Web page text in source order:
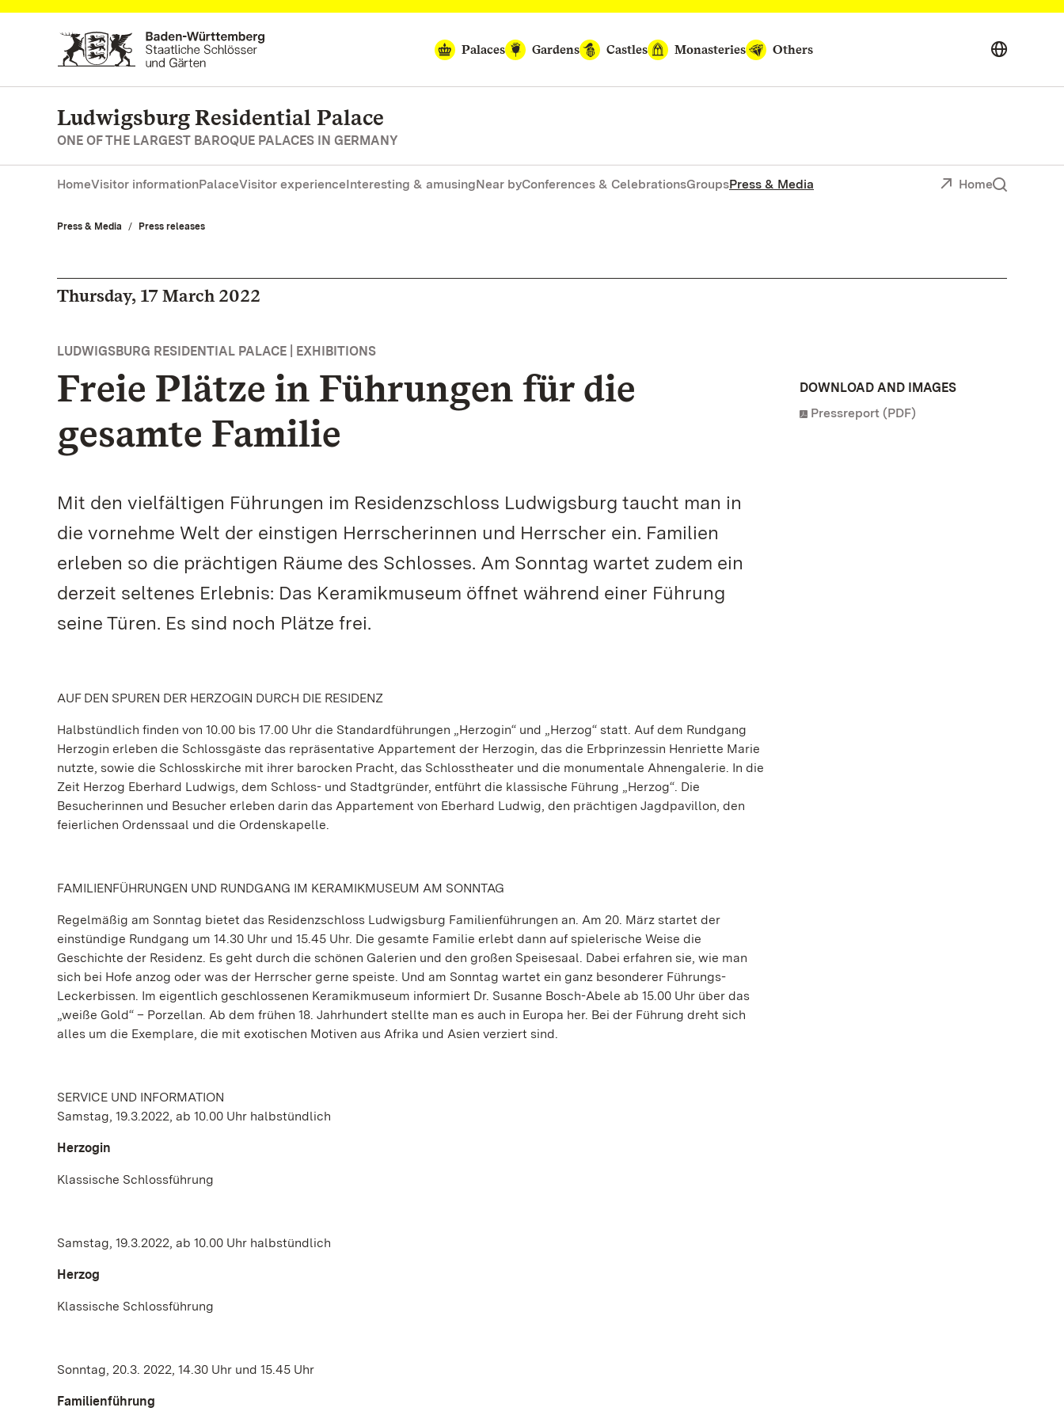
Navigate to main page
Palaces
Gardens Castles Monasteries Others
Ludwigsburg Residential Palace
ONE OF THE LARGEST BAROQUE PALACES IN GERMANY
HomeVisitor informationPalaceVisitor experienceInteresting & amusingNear byConferences & CelebrationsGroupsPress & Media Home
Press & Media Press releases
Thursday, 17 March 2022
LUDWIGSBURG RESIDENTIAL PALACE | EXHIBITIONS
Freie Plätze in Führungen für die
gesamte Familie
Mit den vielfältigen Führungen im Residenzschloss Ludwigsburg taucht man in
die vornehme Welt der einstigen Herrscherinnen und Herrscher ein. Familien
erleben so die prächtigen Räume des Schlosses. Am Sonntag wartet zudem ein
derzeit seltenes Erlebnis: Das Keramikmuseum öffnet während einer Führung
seine Türen. Es sind noch Plätze frei.
AUF DEN SPUREN DER HERZOGIN DURCH DIE RESIDENZ
Halbstündlich finden von 10.00 bis 17.00 Uhr die Standardführungen „Herzogin“ und „Herzog“ statt. Auf dem Rundgang
Herzogin erleben die Schlossgäste das repräsentative Appartement der Herzogin, das die Erbprinzessin Henriette Marie
nutzte, sowie die Schlosskirche mit ihrer barocken Pracht, das Schlosstheater und die monumentale Ahnengalerie. In die
Zeit Herzog Eberhard Ludwigs, dem Schloss- und Stadtgründer, entführt die klassische Führung „Herzog“. Die
Besucherinnen und Besucher erleben darin das Appartement von Eberhard Ludwig, den prächtigen Jagdpavillon, den
feierlichen Ordenssaal und die Ordenskapelle.
FAMILIENFÜHRUNGEN UND RUNDGANG IM KERAMIKMUSEUM AM SONNTAG
Regelmäßig am Sonntag bietet das Residenzschloss Ludwigsburg Familienführungen an. Am 20. März startet der
einstündige Rundgang um 14.30 Uhr und 15.45 Uhr. Die gesamte Familie erlebt dann auf spielerische Weise die
Geschichte der Residenz. Es geht durch die schönen Galerien und den großen Speisesaal. Dabei erfahren sie, wie man
sich bei Hofe anzog oder was der Herrscher gerne speiste. Und am Sonntag wartet ein ganz besonderer Führungs-
Leckerbissen. Im eigentlich geschlossenen Keramikmuseum informiert Dr. Susanne Bosch-Abele ab 15.00 Uhr über das
„weiße Gold“ – Porzellan. Ab dem frühen 18. Jahrhundert stellte man es auch in Europa her. Bei der Führung dreht sich
alles um die Exemplare, die mit exotischen Motiven aus Afrika und Asien verziert sind.
SERVICE UND INFORMATION
Samstag, 19.3.2022, ab 10.00 Uhr halbstündlich
Herzogin
Klassische Schlossführung
Samstag, 19.3.2022, ab 10.00 Uhr halbstündlich
Herzog
Klassische Schlossführung
Sonntag, 20.3. 2022, 14.30 Uhr und 15.45 Uhr
Familienführung
DOWNLOAD AND IMAGES
Pressreport (PDF)